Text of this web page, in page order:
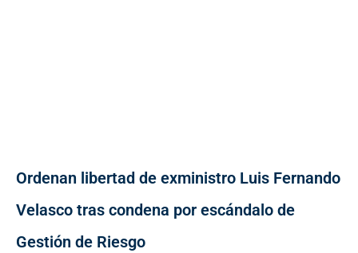
Ordenan libertad de exministro Luis Fernando
Velasco tras condena por escándalo de
Gestión de Riesgo